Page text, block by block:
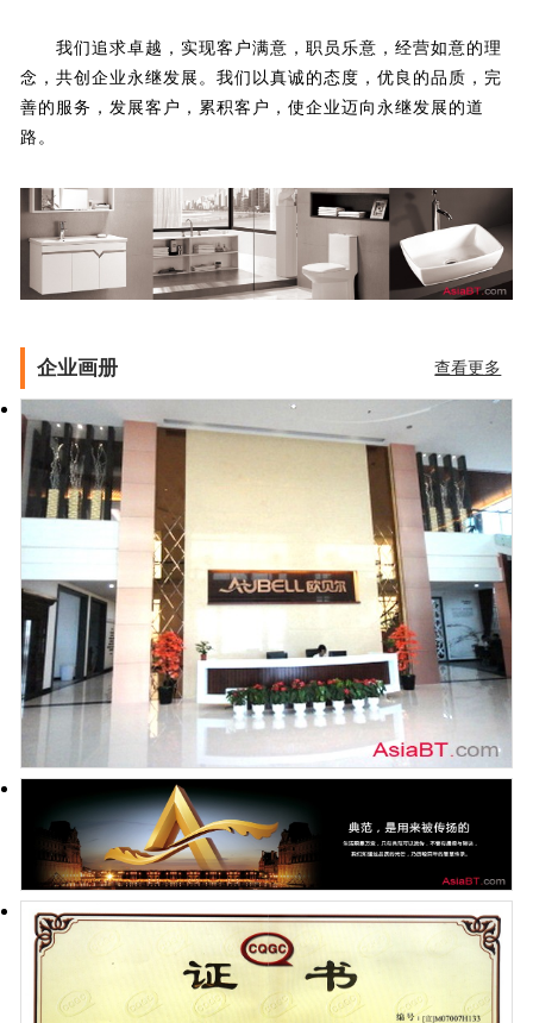
我们追求卓越，实现客户满意，职员乐意，经营如意的理
念，共创企业永继发展。我们以真诚的态度，优良的品质，完
善的服务，发展客户，累积客户，使企业迈向永继发展的道
路。
企业画册 查看更多